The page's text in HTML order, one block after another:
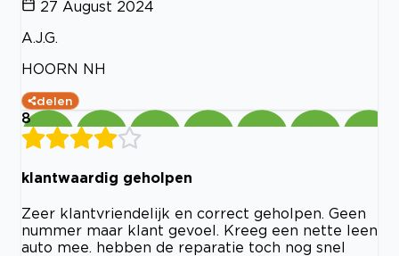
27 August 2024
A.J.G.
HOORN NH
delen
8
klantwaardig geholpen
Zeer klantvriendelijk en correct geholpen. Geen
nummer maar klant gevoel. Kreeg een nette leen
auto mee. hebben de reparatie toch nog snel